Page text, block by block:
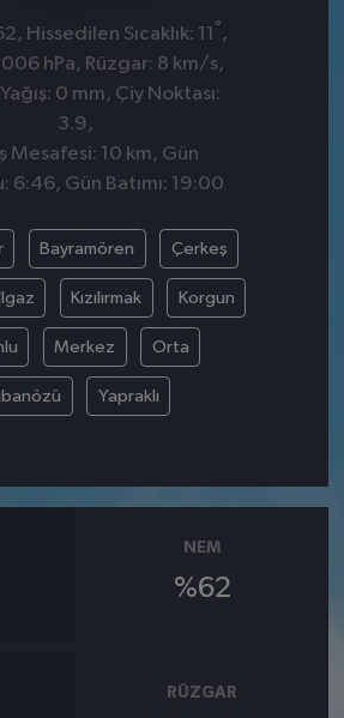
Hissedilen Sıcaklık: 11 ° ,
hPa, Rüzgar: 8 km/s,
0 mm, Çiy Noktası:
3.9,
Mesafesi: 10 km, Gün
6:46, Gün Batımı: 19:00
Bayramören Çerkeş
Kızılırmak Korgun
Merkez Orta
Yapraklı
NEM
%62
RÜZGAR